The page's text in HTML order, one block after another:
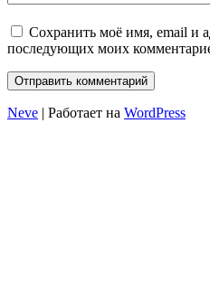
Сохранить моё имя, email и
последующих моих
Neve | Работает на WordPress